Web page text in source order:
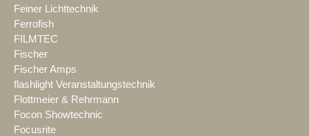
Feiner Lichttechnik
Ferrofish
FILMTEC
Fischer
Fischer Amps
flashlight Veranstaltungstechnik
Flottmeier & Rehrmann
Focon Showtechnic
Focusrite